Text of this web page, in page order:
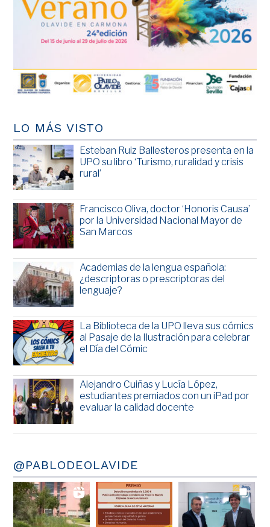
LO MÁS VISTO
Esteban Ruiz Ballesteros presenta en la
UPO su libro ‘Turismo, ruralidad y crisis
rural’
Francisco Oliva, doctor ‘Honoris Causa’
por la Universidad Nacional Mayor de
San Marcos
Academias de la lengua española:
¿descriptoras o prescriptoras del
lenguaje?
La Biblioteca de la UPO lleva sus cómics
al Pasaje de la Ilustración para celebrar
el Día del Cómic
Alejandro Cuiñas y Lucía López,
estudiantes premiados con un iPad por
evaluar la calidad docente
@PABLODEOLAVIDE